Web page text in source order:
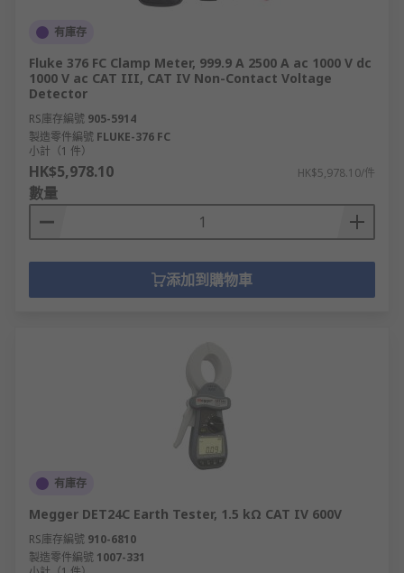
有庫存
Fluke 376 FC Clamp Meter, 999.9 A 2500 A ac 1000 V dc
1000 V ac CAT III, CAT IV Non-Contact Voltage
Detector
RS庫存編號 905-5914
製造零件編號 FLUKE-376 FC
小計（1 件）
HK$5,978.10 HK$5,978.10/件
數量
添加到購物車
有庫存
Megger DET24C Earth Tester, 1.5 kΩ CAT IV 600V
RS庫存編號 910-6810
製造零件編號 1007-331